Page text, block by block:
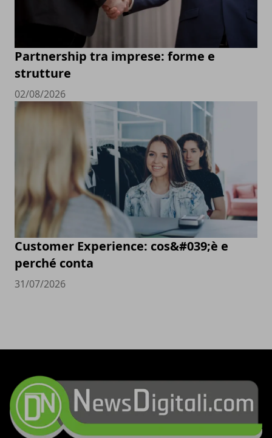
Partnership tra imprese: forme e
strutture
02/08/2026
Customer Experience: cos&#039;è e
perché conta
31/07/2026